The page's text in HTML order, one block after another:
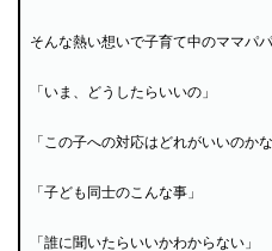
そんな熱い想いで子育て中のママパ
「いま、どうしたらいいの」
「この子への対応はどれがいいのかな
「子ども同士のこんな事」
「誰に聞いたらいいかわからない」